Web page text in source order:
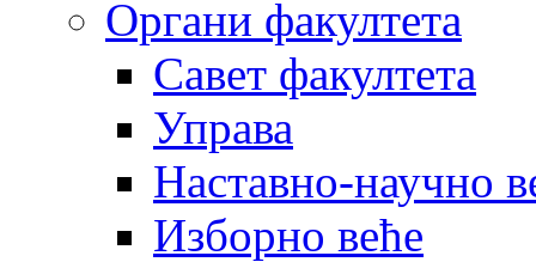
Органи факултета
Савет факултета
Управа
Наставно-научно
Изборно веће